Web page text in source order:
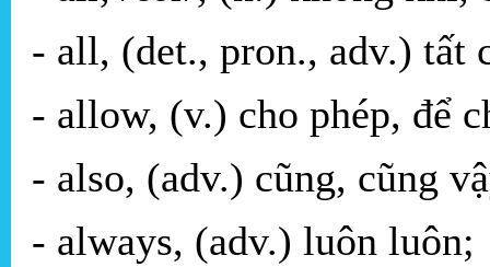
- all, (det., pron., adv.) tất
- allow, (v.) cho phép, để
- also, (adv.) cũng, cũng
- always, (adv.) luôn luôn;